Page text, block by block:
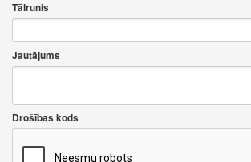
Tālrunis
Jautājums
Drošības kods